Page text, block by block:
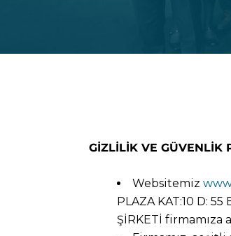
GİZLİLİK VE GÜVENLİK
Websitemiz
PLAZA KAT:10 D:
ŞİRKETİ